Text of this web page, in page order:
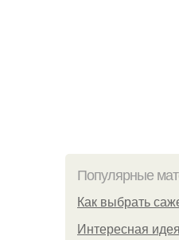
Популярные
Как выбрать
Интересная